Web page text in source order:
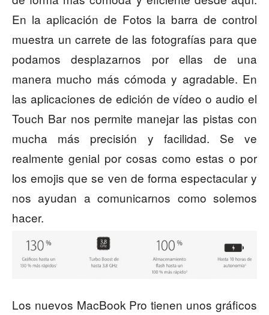
En la aplicación de Fotos la barra de control
muestra un carrete de las fotografías para que
podamos desplazarnos por ellas de una
manera mucho más cómoda y agradable. En
las aplicaciones de edición de vídeo o audio el
Touch Bar nos permite manejar las pistas con
mucha más precisión y facilidad. Se ve
realmente genial por cosas como estas o por
los emojis que se ven de forma espectacular y
nos ayudan a comunicarnos como solemos
hacer.
Los nuevos MacBook Pro tienen unos gráficos